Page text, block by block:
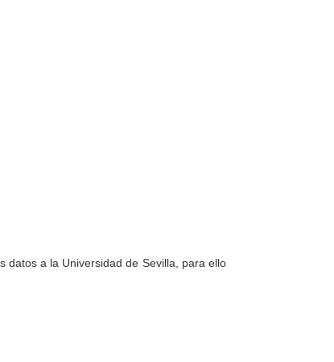
datos a la Universidad de Sevilla, para ello